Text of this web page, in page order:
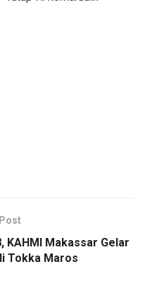
KAHMI Makassar Gelar
Tokka Maros